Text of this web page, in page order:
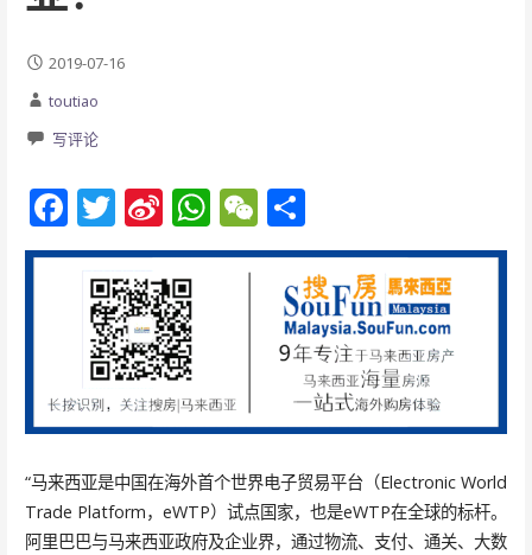
2019-07-16
toutiao
写评论
F
ac
b
o
k
T
w
itt
er
Si
n
a
W
ei
b
o
W
h
p
p
W
e
at
分
享
“马来西亚是中国在海外首个世界电子贸易平台（Electronic World
Trade Platform，eWTP）试点国家，也是eWTP在全球的标杆。
阿里巴巴与马来西亚政府及企业界，通过物流、支付、通关、大数